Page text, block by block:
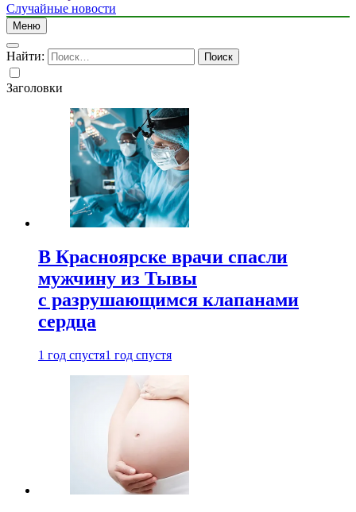
Случайные новости
Меню
Найти:
Заголовки
В Красноярске врачи спасли
мужчину из Тывы
с разрушающимся клапанами
сердца
1 год спустя1 год спустя